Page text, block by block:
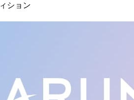
ション